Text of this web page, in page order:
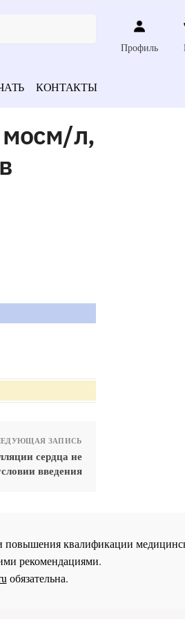
Профиль
КОНТАКТЫ
л,
ЗАПИСЬ
сердца не
введения
повышения квалификации
рекомендациями.
обязательна.